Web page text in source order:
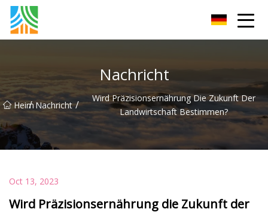
Nachricht
Heim
/ Nachricht /
Wird Präzisionsernährung Die Zukunft Der
Landwirtschaft Bestimmen?
Oct 13, 2023
Wird Präzisionsernährung die Zukunft der